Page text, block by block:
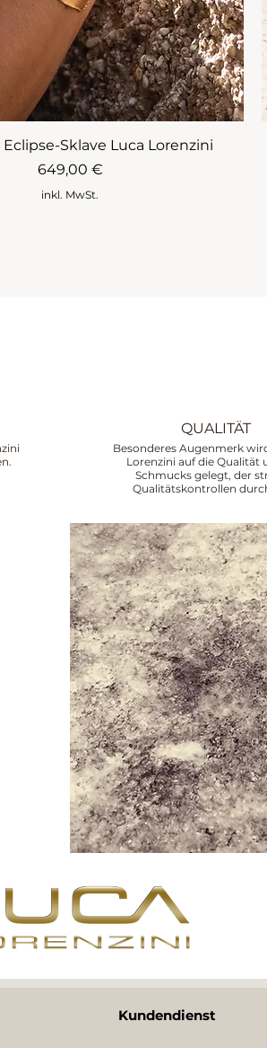
Sklave Luca Lorenzini
Preis
649,00 €
inkl. MwSt.
QUALITÄT
Besonderes Augenmerk
Lorenzini auf die Qualität
Schmucks gelegt, der
Qualitätskontrollen
Kundendienst